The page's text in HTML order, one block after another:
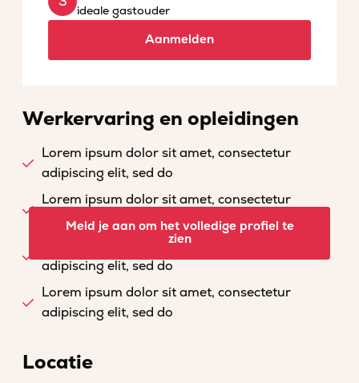
ideale gastouder
Aanmelden
Werkervaring en opleidingen
Lorem ipsum dolor sit amet, consectetur
adipiscing elit, sed do
Lorem ipsum dolor sit amet, consectetur
adipiscing elit, sed do
Lorem ipsum dolor sit amet, consectetur
adipiscing elit, sed do
Lorem ipsum dolor sit amet, consectetur
adipiscing elit, sed do
Meld je aan om het volledige profiel te
zien
Locatie